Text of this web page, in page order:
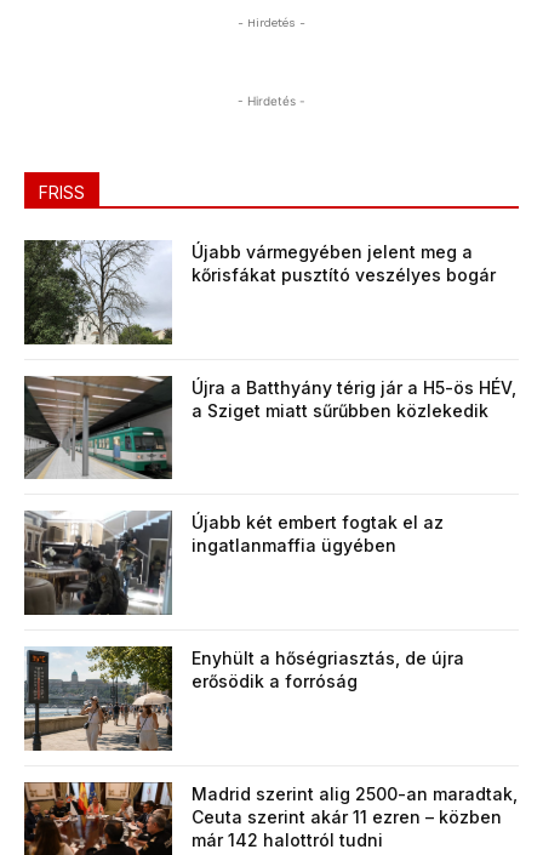
- Hirdetés -
- Hirdetés -
FRISS
Újabb vármegyében jelent meg a
kőrisfákat pusztító veszélyes bogár
Újra a Batthyány térig jár a H5-ös HÉV,
a Sziget miatt sűrűbben közlekedik
Újabb két embert fogtak el az
ingatlanmaffia ügyében
Enyhült a hőségriasztás, de újra
erősödik a forróság
Madrid szerint alig 2500-an maradtak,
Ceuta szerint akár 11 ezren – közben
már 142 halottról tudni